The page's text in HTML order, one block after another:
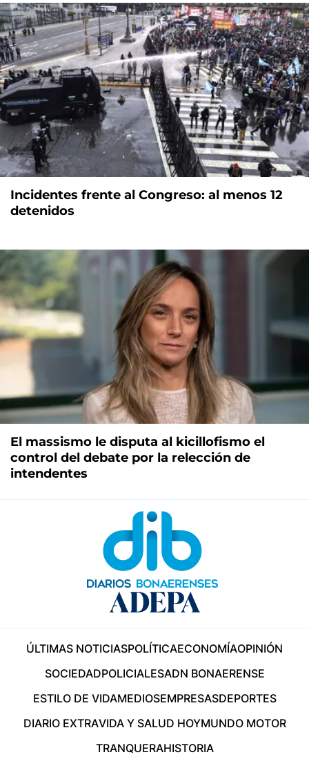
Incidentes frente al Congreso: al menos 12
detenidos
El massismo le disputa al kicillofismo el
control del debate por la relección de
intendentes
ÚLTIMAS NOTICIASPOLÍTICAECONOMÍAOPINIÓN
SOCIEDADPOLICIALESADN BONAERENSE
ESTILO DE VIDAMEDIOSEMPRESASDEPORTES
DIARIO EXTRAVIDA Y SALUD HOYMUNDO MOTOR
TRANQUERAHISTORIA